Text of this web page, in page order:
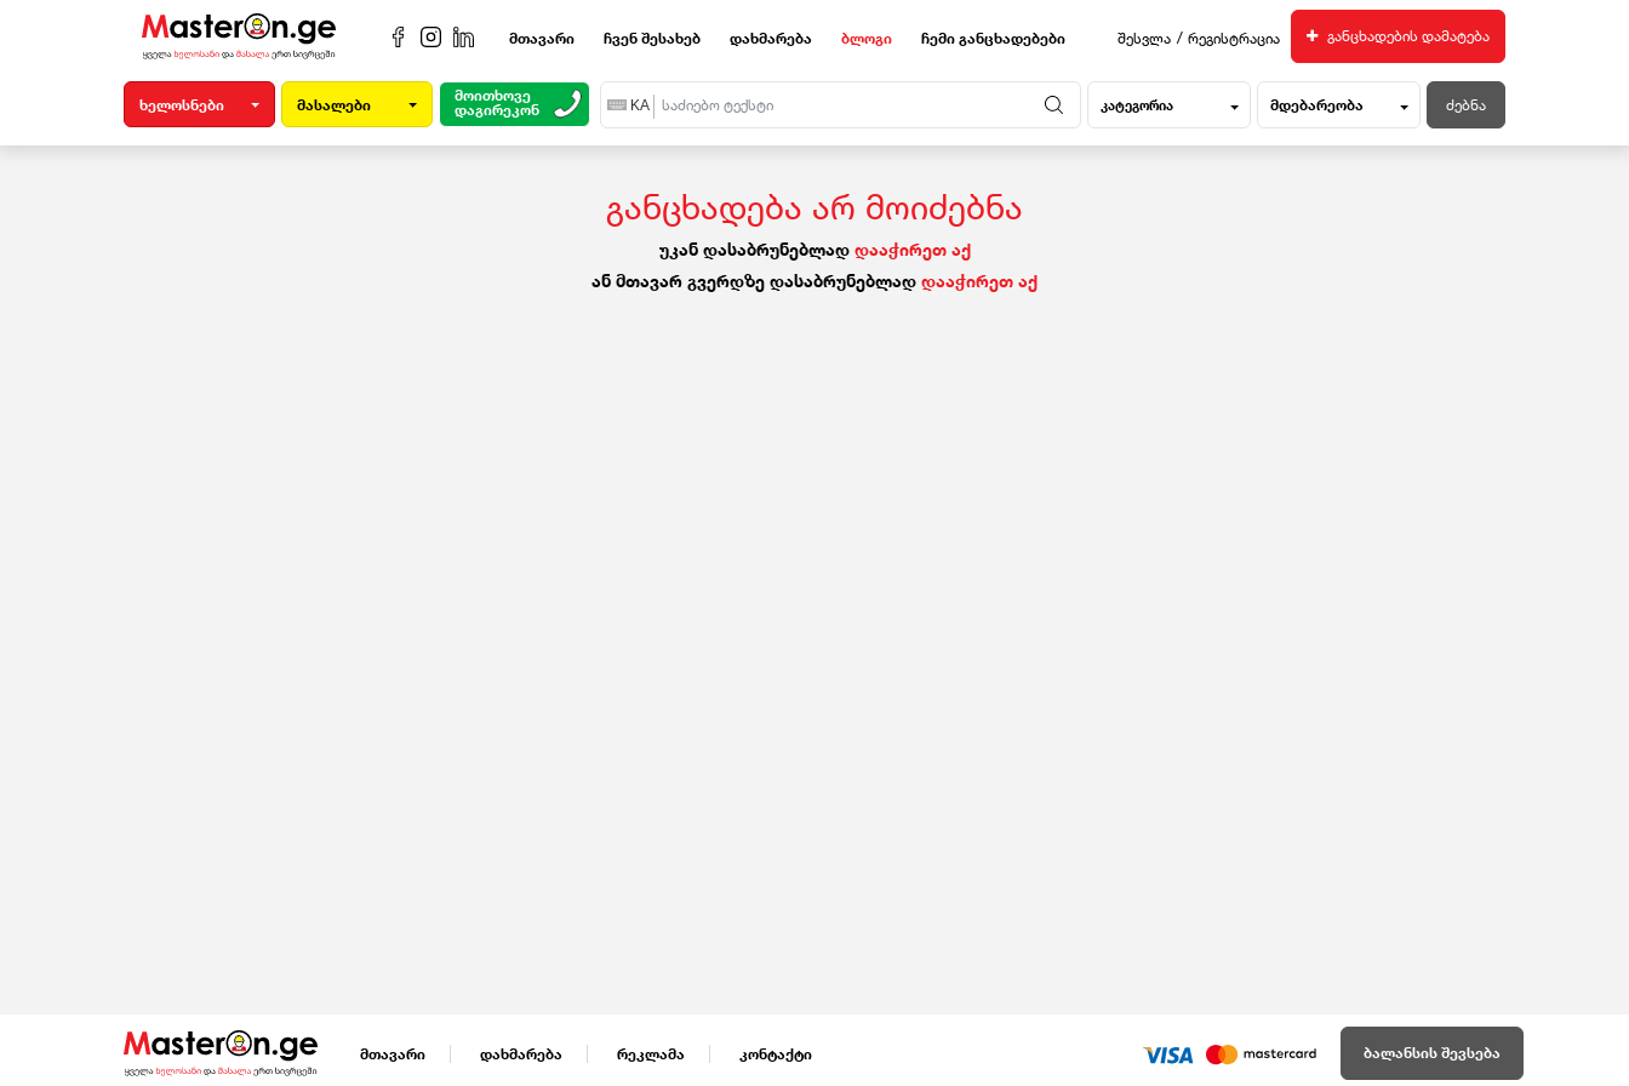
მთავარი ჩვენ შესახებ დახმარება ბლოგი ჩემი განცხადებები შესვლა / რეგისტრაცია განცხადების დამატება
ხელოსნები მასალები
მოითხოვე
დაგირეკონ
EN KA RU კატეგორია მდებარეობა
განცხადება არ მოიძებნა
უკან დასაბრუნებლად დააჭირეთ აქ
ან მთავარ გვერდზე დასაბრუნებლად დააჭირეთ აქ
მთავარი დახმარება რეკლამა კონტაქტი ბალანსის შევსება